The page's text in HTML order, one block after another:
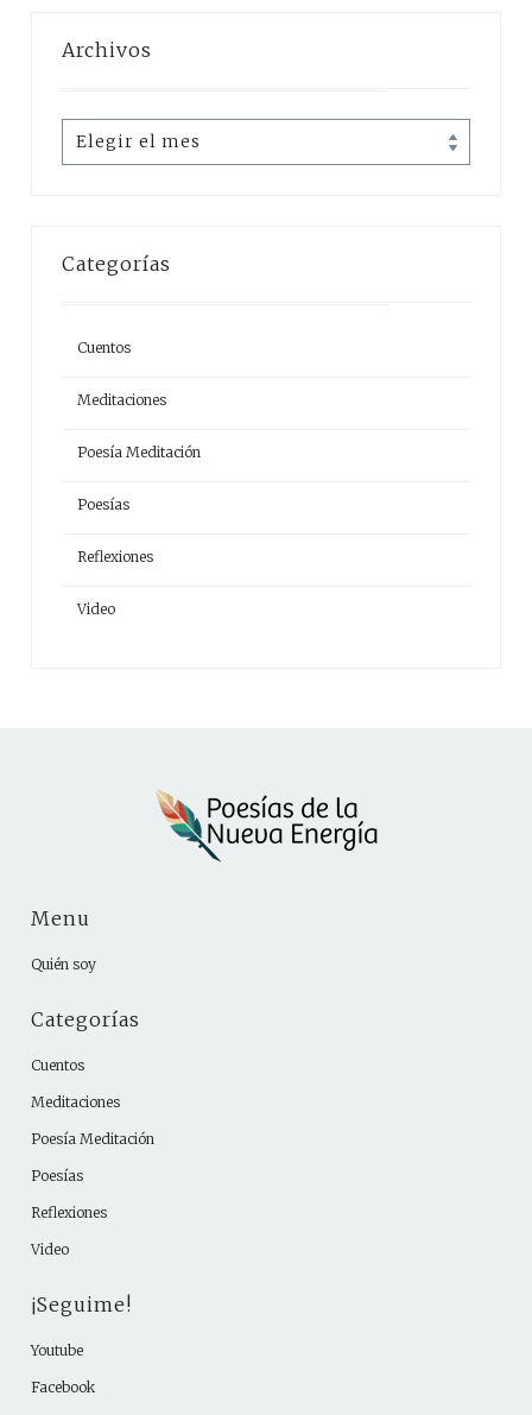
Archivos
Archivos
Categorías
Cuentos
Meditaciones
Poesía Meditación
Poesías
Reflexiones
Video
Menu
Quién soy
Categorías
Cuentos
Meditaciones
Poesía Meditación
Poesías
Reflexiones
Video
¡Seguime!
Youtube
Facebook